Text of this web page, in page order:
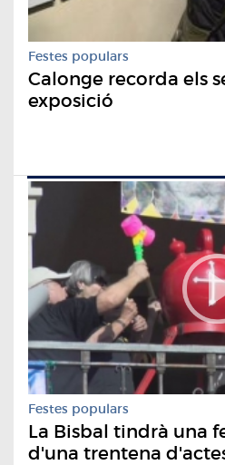
Festes populars
Calonge recorda els
exposició
Festes populars
La Bisbal tindrà una
d'una trentena